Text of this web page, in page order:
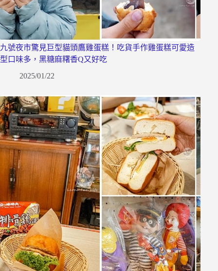
九號夜市驚見巨型貓頭鷹雞蛋糕！吃貨手作雞蛋糕可愛造
型口味多，黑糖麻糬香Q又好吃
2025/01/22